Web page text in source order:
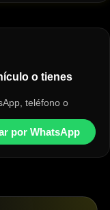
o tienes
teléfono o
por WhatsApp